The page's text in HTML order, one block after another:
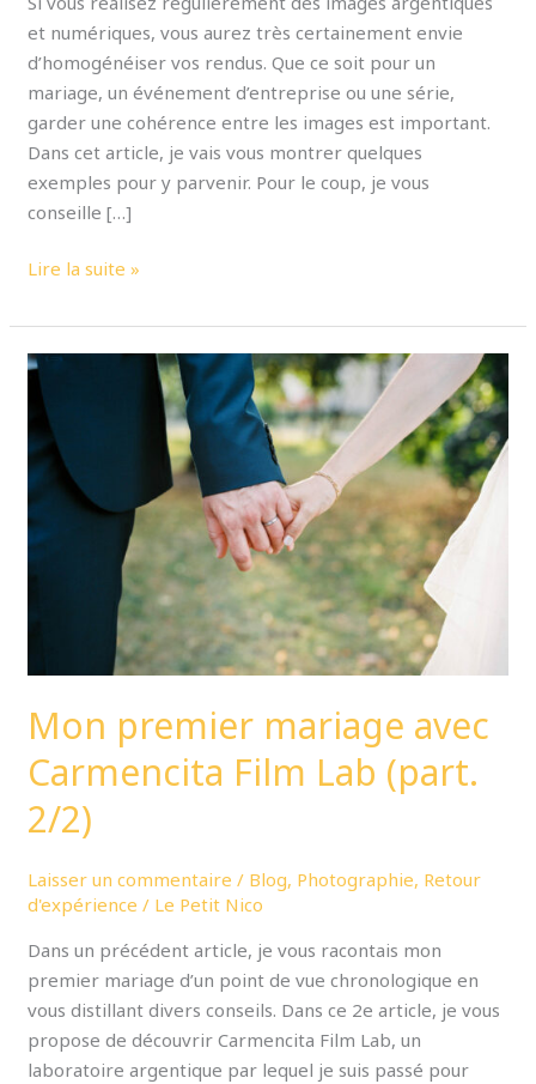
et numériques, vous aurez très certainement envie
d’homogénéiser vos rendus. Que ce soit pour un
mariage, un événement d’entreprise ou une série,
garder une cohérence entre les images est important.
Dans cet article, je vais vous montrer quelques
exemples pour y parvenir. Pour le coup, je vous
conseille […]
Lire la suite »
Mon premier mariage avec
Carmencita Film Lab (part.
2/2)
Laisser un commentaire / Blog, Photographie, Retour
d'expérience / Le Petit Nico
Dans un précédent article, je vous racontais mon
premier mariage d’un point de vue chronologique en
vous distillant divers conseils. Dans ce 2e article, je vous
propose de découvrir Carmencita Film Lab, un
laboratoire argentique par lequel je suis passé pour
Mon
premier
mariage
avec
Carmencita
Film
Lab
(part.